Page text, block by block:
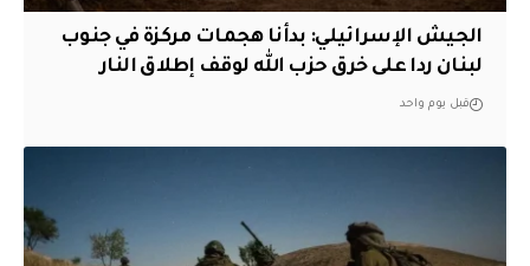
الجيش الإسرائيلي: بدأنا هجمات مركزة في جنوب
لبنان ردا على خرق حزب الله لوقف إطلاق النار
قبل يوم واحد